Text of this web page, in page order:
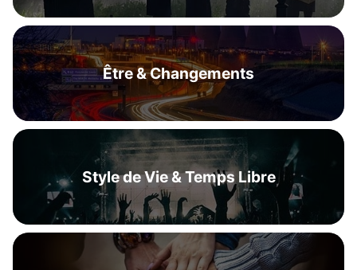
Être & Changements
Style de Vie & Temps Libre